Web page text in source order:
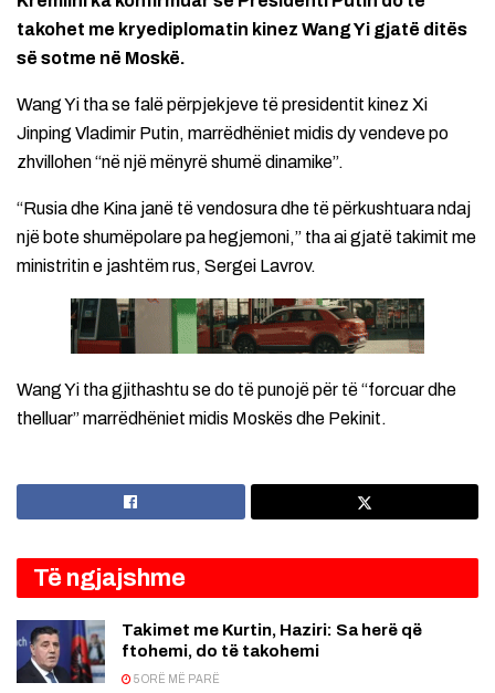
takohet me kryediplomatin kinez Wang Yi gjatë ditës
së sotme në Moskë.
Wang Yi tha se falë përpjekjeve të presidentit kinez Xi
Jinping Vladimir Putin, marrëdhëniet midis dy vendeve po
zhvillohen “në një mënyrë shumë dinamike”.
“Rusia dhe Kina janë të vendosura dhe të përkushtuara ndaj
një bote shumëpolare pa hegjemoni,” tha ai gjatë takimit me
ministritin e jashtëm rus, Sergei Lavrov.
Wang Yi tha gjithashtu se do të punojë për të “forcuar dhe
thelluar” marrëdhëniet midis Moskës dhe Pekinit.
Të ngjajshme
Takimet me Kurtin, Haziri: Sa herë që
ftohemi, do të takohemi
5 ORË MË PARË